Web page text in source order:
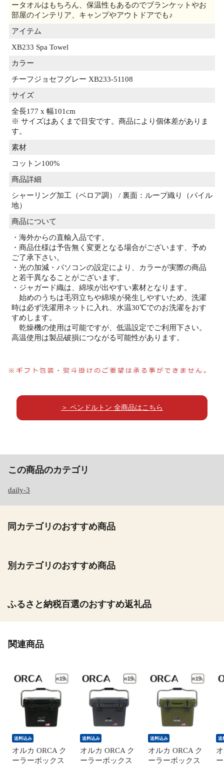
ータオルはもちろん、保温性もあるのでブランケットやお
部屋のインテリア、キャンプやアウトドアでも♪
アイテム
XB233 Spa Towel
カラー
チーフジョセフグレー XB233-51108
サイズ
全長177 x 幅101cm
※ サイズはあくまで目安です。商品により個体差がありま
す。
素材
コットン100%
商品詳細
シャーリング加工（ベロア調） / 裏面：ループ織り（パイル
地）
商品について
・海外からの直輸入品です。
・商品仕様は予告無く変更となる場合がございます、予め
ご了承下さい。
・光の加減・パソコンの設定により、カラーが実際の商品
と若干異なることがございます。
・ジャガード織は、綿埃が出やすい素材となります。
始めのうちは毛羽立ちや綿埃が発生しやすいため、洗濯
時は必ず洗濯用ネットに入れ、水温30℃でのお洗濯をおす
すめします。
乾燥機の使用は可能ですが、低温設定でご利用下さい。
高温使用は製品破損につながる可能性があります。
＞ ペンドルトン 全商品はこちら
この商品のカテゴリ
daily-3
同カテゴリのおすすめ商品
別カテゴリのおすすめ商品
ふるさと納税百選のおすすめ返礼品
関連商品
送料込み
オルカ ORCA ク
ーラーボックス
送料込み
オルカ ORCA ク
ーラーボックス
送料込み
オルカ ORCA ク
ーラーボックス
送